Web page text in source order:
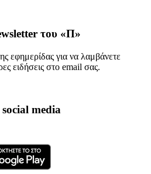
του «Π»
εφημερίδας για να λαμβάνετε
ειδήσεις στο email σας.
media